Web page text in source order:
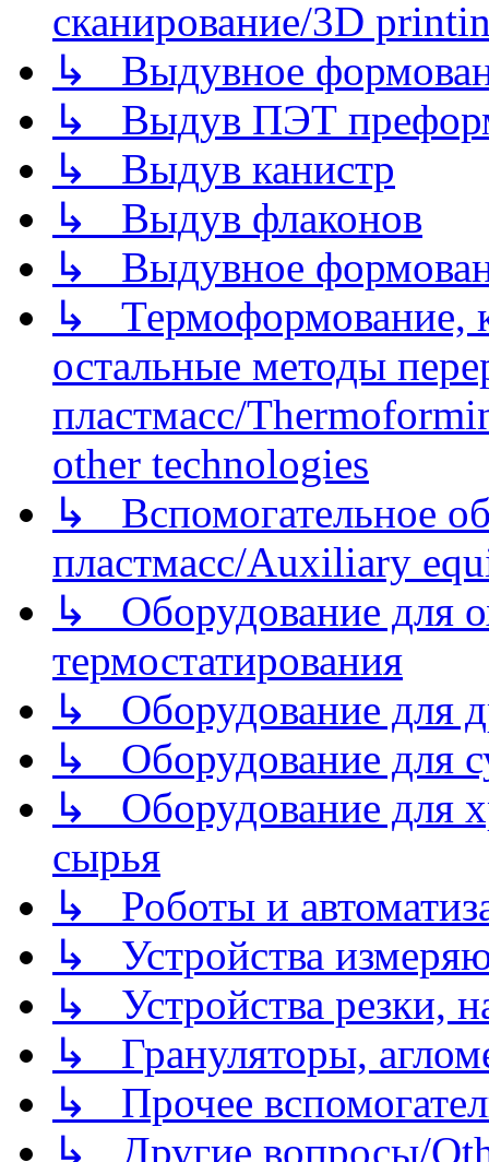
сканирование/3D
↳ Выдувное
↳ Выдув ПЭТ
↳ Выдув канистр
↳ Выдув флаконов
↳ Выдувное
↳ Термоформование,
остальные методы
пластмасс/
other technologies
↳ Вспомогательное
пластмасс/Auxiliary
↳ Оборудование для
термостатирования
↳ Оборудование для
↳ Оборудование для
↳ Оборудование для
сырья
↳ Роботы и
↳ Устройства
↳ Устройства резки,
↳ Грануляторы,
↳ Прочее
↳ Другие вопросы/